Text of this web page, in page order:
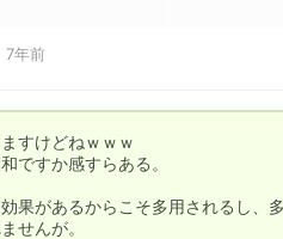
7年前
すけどねｗｗｗ
ですか感すらある。
果があるからこそ多用されるし、
せんが。